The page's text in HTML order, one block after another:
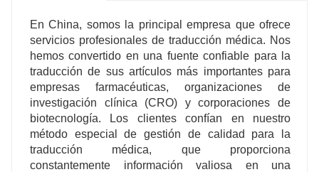
En China, somos la principal empresa que ofrece
servicios profesionales de traducción médica. Nos
hemos convertido en una fuente confiable para la
traducción de sus artículos más importantes para
empresas farmacéuticas, organizaciones de
investigación clínica (CRO) y corporaciones de
biotecnología. Los clientes confían en nuestro
método especial de gestión de calidad para la
traducción médica, que proporciona
constantemente información valiosa en una